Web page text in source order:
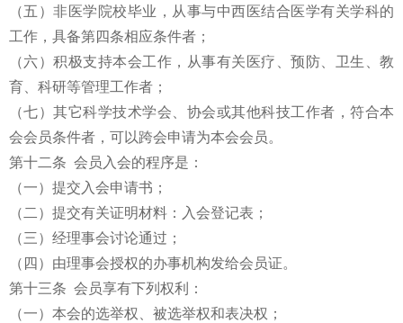
（五）非医学院校毕业，从事与中西医结合医学有关学科的
工作，具备第四条相应条件者；
（六）积极支持本会工作，从事有关医疗、预防、卫生、教
育、科研等管理工作者；
（七）其它科学技术学会、协会或其他科技工作者，符合本
会会员条件者，可以跨会申请为本会会员。
第十二条 会员入会的程序是：
（一）提交入会申请书；
（二）提交有关证明材料：入会登记表；
（三）经理事会讨论通过；
（四）由理事会授权的办事机构发给会员证。
第十三条 会员享有下列权利：
（一）本会的选举权、被选举权和表决权；